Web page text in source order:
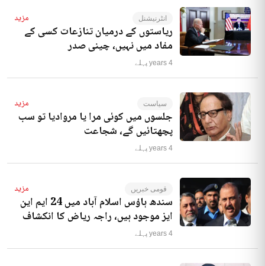
انٹرنیشنل مزید
ریاستوں کے درمیان تنازعات کسی کے
مفاد میں نہیں، چینی صدر
4 years پہلے
سیاست مزید
جلسوں میں کوئی مرا یا مروادیا تو سب
پچھتائیں گے، شجاعت
4 years پہلے
قومی خبریں مزید
سندھ ہاؤس اسلام آباد میں 24 ایم این
ایز موجود ہیں، راجہ ریاض کا انکشاف
4 years پہلے